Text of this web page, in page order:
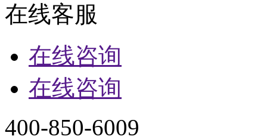
在线客服
在线咨询
在线咨询
400-850-6009